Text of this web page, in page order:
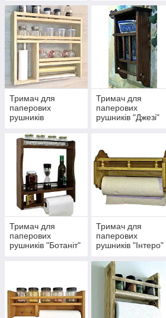
Тримач для
паперових
рушників
Тримач для
паперових
рушників "Джезі"
Тримач для
паперових
рушників "Ботаніт"
Тримач для
паперових
рушників "Інтеро"